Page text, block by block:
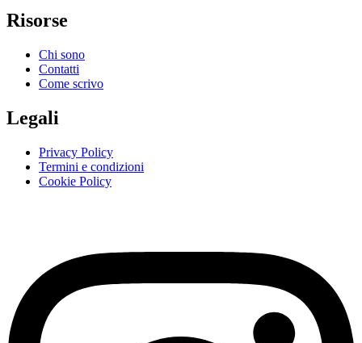
Risorse
Chi sono
Contatti
Come scrivo
Legali
Privacy Policy
Termini e condizioni
Cookie Policy